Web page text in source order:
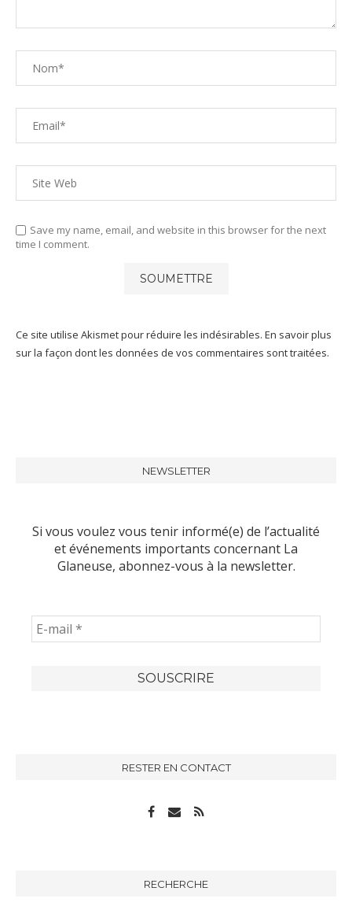
Save my name, email, and website in this browser for the next
time I comment.
Ce site utilise Akismet pour réduire les indésirables. En savoir plus
sur la façon dont les données de vos commentaires sont traitées.
NEWSLETTER
Si vous voulez vous tenir informé(e) de l’actualité
et événements importants concernant La
Glaneuse, abonnez-vous à la newsletter.
RESTER EN CONTACT
RECHERCHE